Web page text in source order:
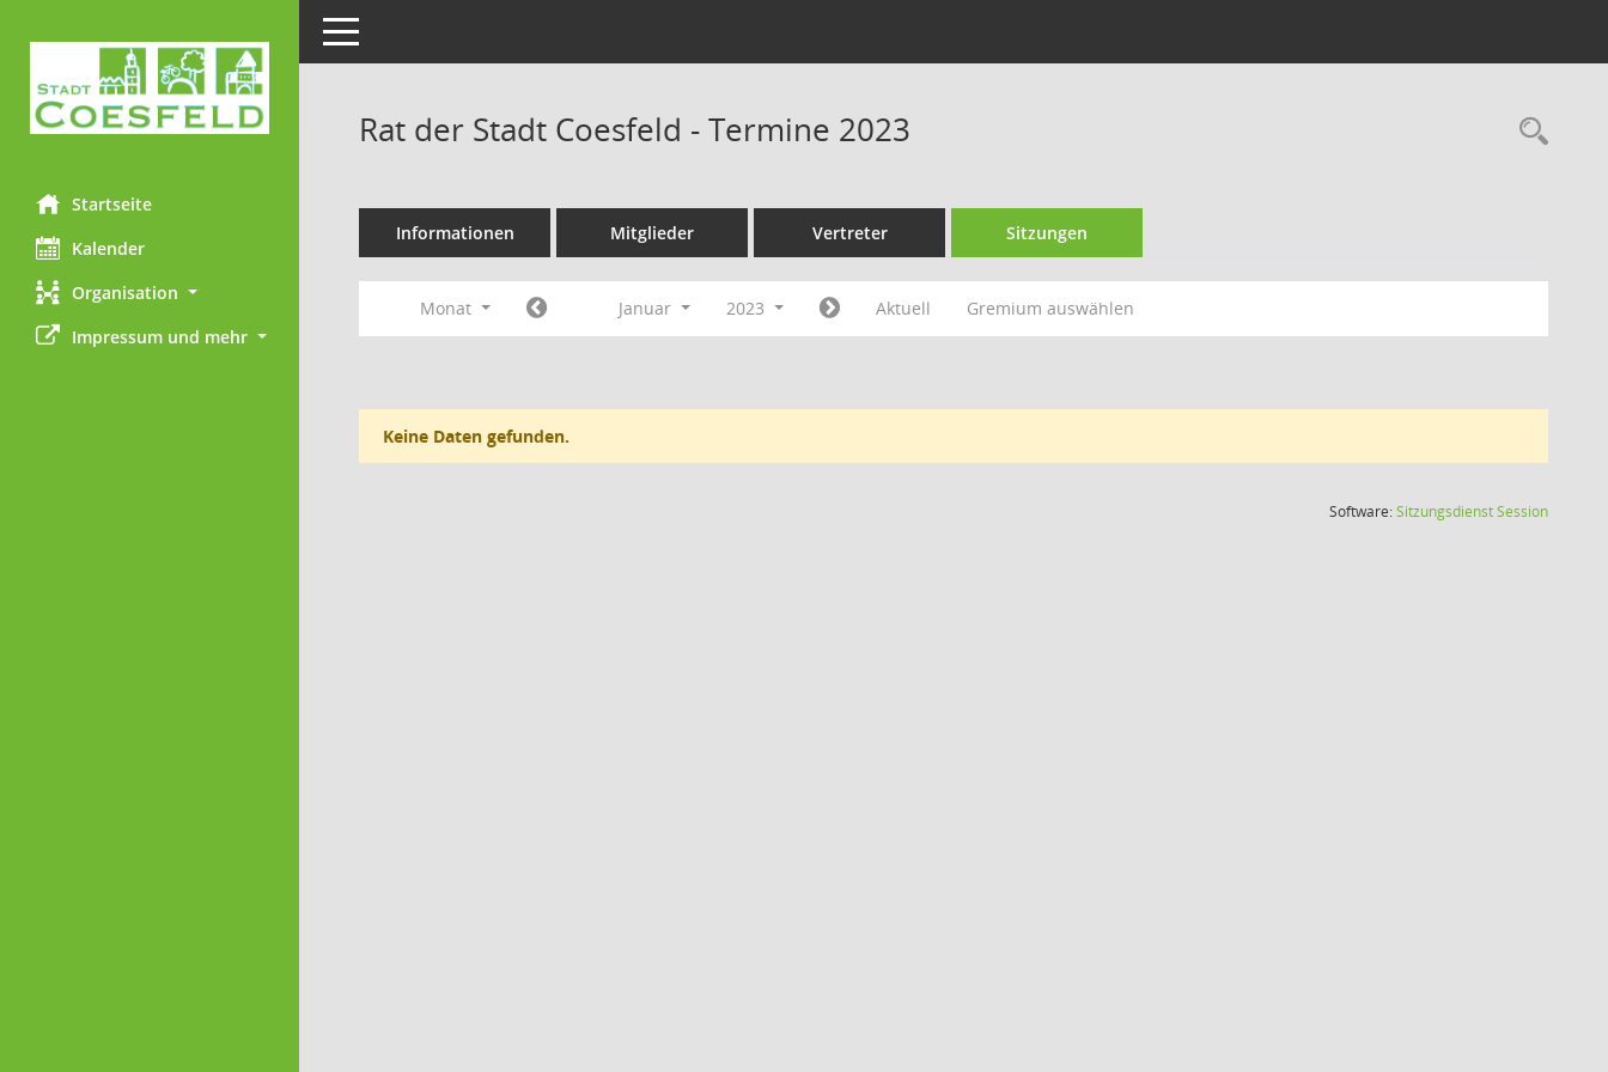
Startseite
Kalender
Organisation
Impressum und mehr
Toggle navigation
Rat der Stadt Coesfeld - Termine 2023
Informationen Mitglieder Vertreter Sitzungen
Monat Januar 2023 Aktuell Gremium auswählen
Keine Daten gefunden.
Software:SitzungsdienstSession(Wird in